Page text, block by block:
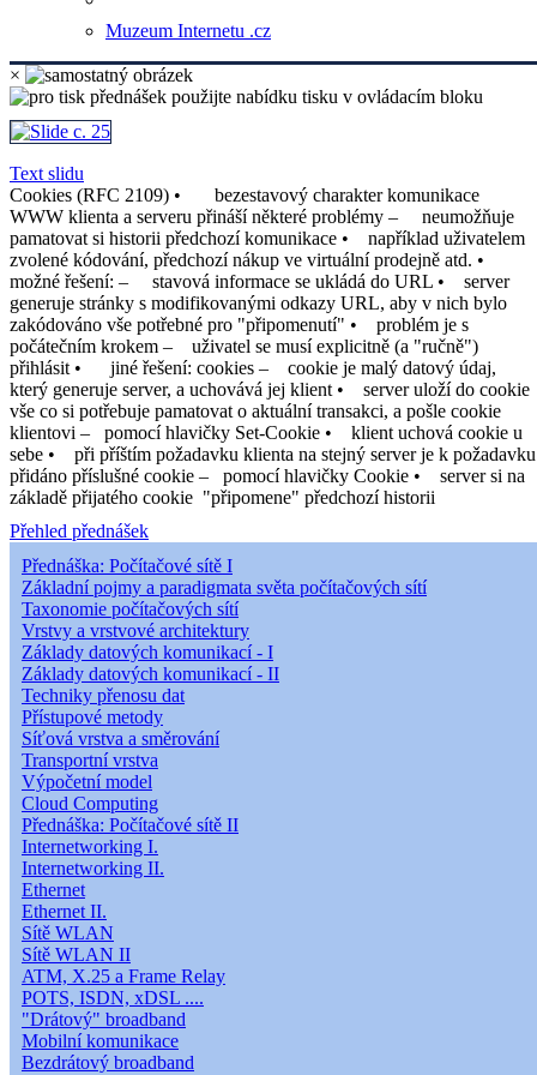
Muzeum Internetu .cz
×
Text slidu
Cookies (RFC 2109) • bezestavový charakter komunikace
WWW klienta a serveru přináší některé problémy – neumožňuje
pamatovat si historii předchozí komunikace • například uživatelem
zvolené kódování, předchozí nákup ve virtuální prodejně atd. •
možné řešení: – stavová informace se ukládá do URL • server
generuje stránky s modifikovanými odkazy URL, aby v nich bylo
zakódováno vše potřebné pro "připomenutí" • problém je s
počátečním krokem – uživatel se musí explicitně (a "ručně")
přihlásit • jiné řešení: cookies – cookie je malý datový údaj,
který generuje server, a uchovává jej klient • server uloží do cookie
vše co si potřebuje pamatovat o aktuální transakci, a pošle cookie
klientovi – pomocí hlavičky Set-Cookie • klient uchová cookie u
sebe • při příštím požadavku klienta na stejný server je k požadavku
přidáno příslušné cookie – pomocí hlavičky Cookie • server si na
základě přijatého cookie "připomene" předchozí historii
Přehled přednášek
Přednáška: Počítačové sítě I
Základní pojmy a paradigmata světa počítačových sítí
Taxonomie počítačových sítí
Vrstvy a vrstvové architektury
Základy datových komunikací - I
Základy datových komunikací - II
Techniky přenosu dat
Přístupové metody
Síťová vrstva a směrování
Transportní vrstva
Výpočetní model
Cloud Computing
Přednáška: Počítačové sítě II
Internetworking I.
Internetworking II.
Ethernet
Ethernet II.
Sítě WLAN
Sítě WLAN II
ATM, X.25 a Frame Relay
POTS, ISDN, xDSL ....
"Drátový" broadband
Mobilní komunikace
Bezdrátový broadband